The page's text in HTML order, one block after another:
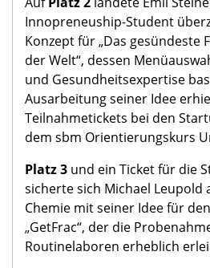
Innopreneuship-Student
Konzept für „Das gesündeste
der Welt“, dessen
und Gesundheitsexpertise
Ausarbeitung seiner Idee
Teilnahmetickets bei den
dem sbm Orientierungskurs
Platz 3 und ein Ticket für die
sicherte sich Michael Leupold
Chemie mit seiner Idee für
„GetFrac“, der die
Routinelaboren erheblich